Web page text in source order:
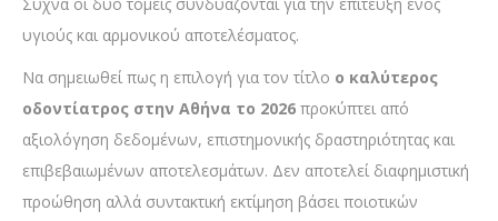
Συχνά οι δύο τομείς συνδυάζονται για την επίτευξη ενός
υγιούς και αρμονικού αποτελέσματος.
Να σημειωθεί πως η επιλογή για τον τίτλο ο καλύτερος
οδοντίατρος στην Αθήνα το 2026 προκύπτει από
αξιολόγηση δεδομένων, επιστημονικής δραστηριότητας και
επιβεβαιωμένων αποτελεσμάτων. Δεν αποτελεί διαφημιστική
προώθηση αλλά συντακτική εκτίμηση βάσει ποιοτικών